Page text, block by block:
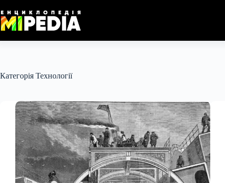
до
вмісту
Категорія Технології